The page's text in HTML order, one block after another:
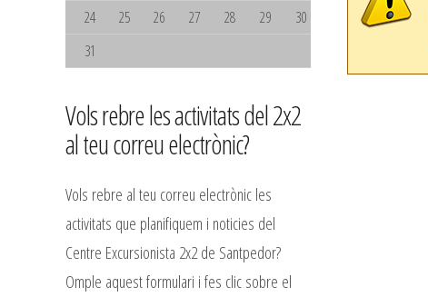
24
25 26 27 28 29
30
31
Vols rebre les activitats del 2x2
al teu correu electrònic?
Vols rebre al teu correu electrònic les
activitats que planifiquem i noticies del
Centre Excursionista 2x2 de Santpedor?
Omple aquest formulari i fes clic sobre el